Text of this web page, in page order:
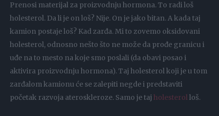
Prenosi materijal za proizvodnju hormona. To radi loš
holesterol. Da li je on loš? Nije. On je jako bitan. A kada taj
kamion postaje loš? Kad zarđa. Mi to zovemo oksidovani
holesterol, odnosno nešto što ne može da prođe granicu i
uđe na to mesto na koje smo poslali (da obavi posao i
aktivira proizvodnju hormona). Taj holesterol koji je u tom
zarđalom kamionu će se zalepiti negde i predstaviti
početak razvoja ateroskleroze. Samo je taj holesterolloš.